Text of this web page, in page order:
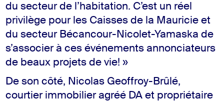
du secteur de l’habitation. C’est un réel
privilège pour les Caisses de la Mauricie et
du secteur Bécancour-Nicolet-Yamaska de
s’associer à ces événements annonciateurs
de beaux projets de vie! »
De son côté, Nicolas Geoffroy-Brûlé,
courtier immobilier agréé DA et propriétaire